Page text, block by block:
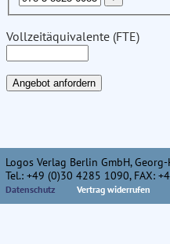
Vollzeitäquivalente (FTE)
Logos Verlag Berlin GmbH,
Tel.: +49 (0)30 4285 1090, FAX:
Datenschutz Vertrag widerrufen